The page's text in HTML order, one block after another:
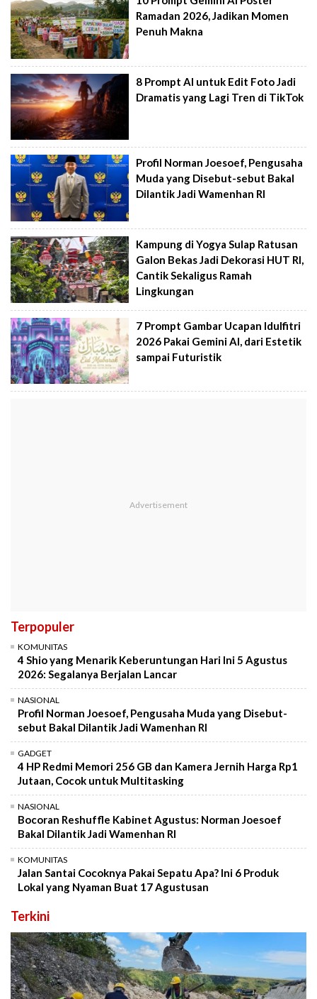
Ramadan 2026, Jadikan Momen
Penuh Makna
8 Prompt AI untuk Edit Foto Jadi
Dramatis yang Lagi Tren di TikTok
Profil Norman Joesoef, Pengusaha
Muda yang Disebut-sebut Bakal
Dilantik Jadi Wamenhan RI
Kampung di Yogya Sulap Ratusan
Galon Bekas Jadi Dekorasi HUT RI,
Cantik Sekaligus Ramah
Lingkungan
7 Prompt Gambar Ucapan Idulfitri
2026 Pakai Gemini AI, dari Estetik
sampai Futuristik
Terpopuler
KOMUNITAS
4 Shio yang Menarik Keberuntungan Hari Ini 5 Agustus
2026: Segalanya Berjalan Lancar
NASIONAL
Profil Norman Joesoef, Pengusaha Muda yang Disebut-
sebut Bakal Dilantik Jadi Wamenhan RI
GADGET
4 HP Redmi Memori 256 GB dan Kamera Jernih Harga Rp1
Jutaan, Cocok untuk Multitasking
NASIONAL
Bocoran Reshuffle Kabinet Agustus: Norman Joesoef
Bakal Dilantik Jadi Wamenhan RI
KOMUNITAS
Jalan Santai Cocoknya Pakai Sepatu Apa? Ini 6 Produk
Lokal yang Nyaman Buat 17 Agustusan
Terkini